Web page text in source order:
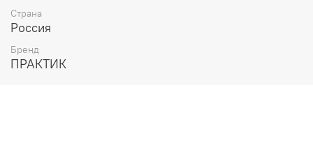
Страна
Россия
Бренд
ПРАКТИК